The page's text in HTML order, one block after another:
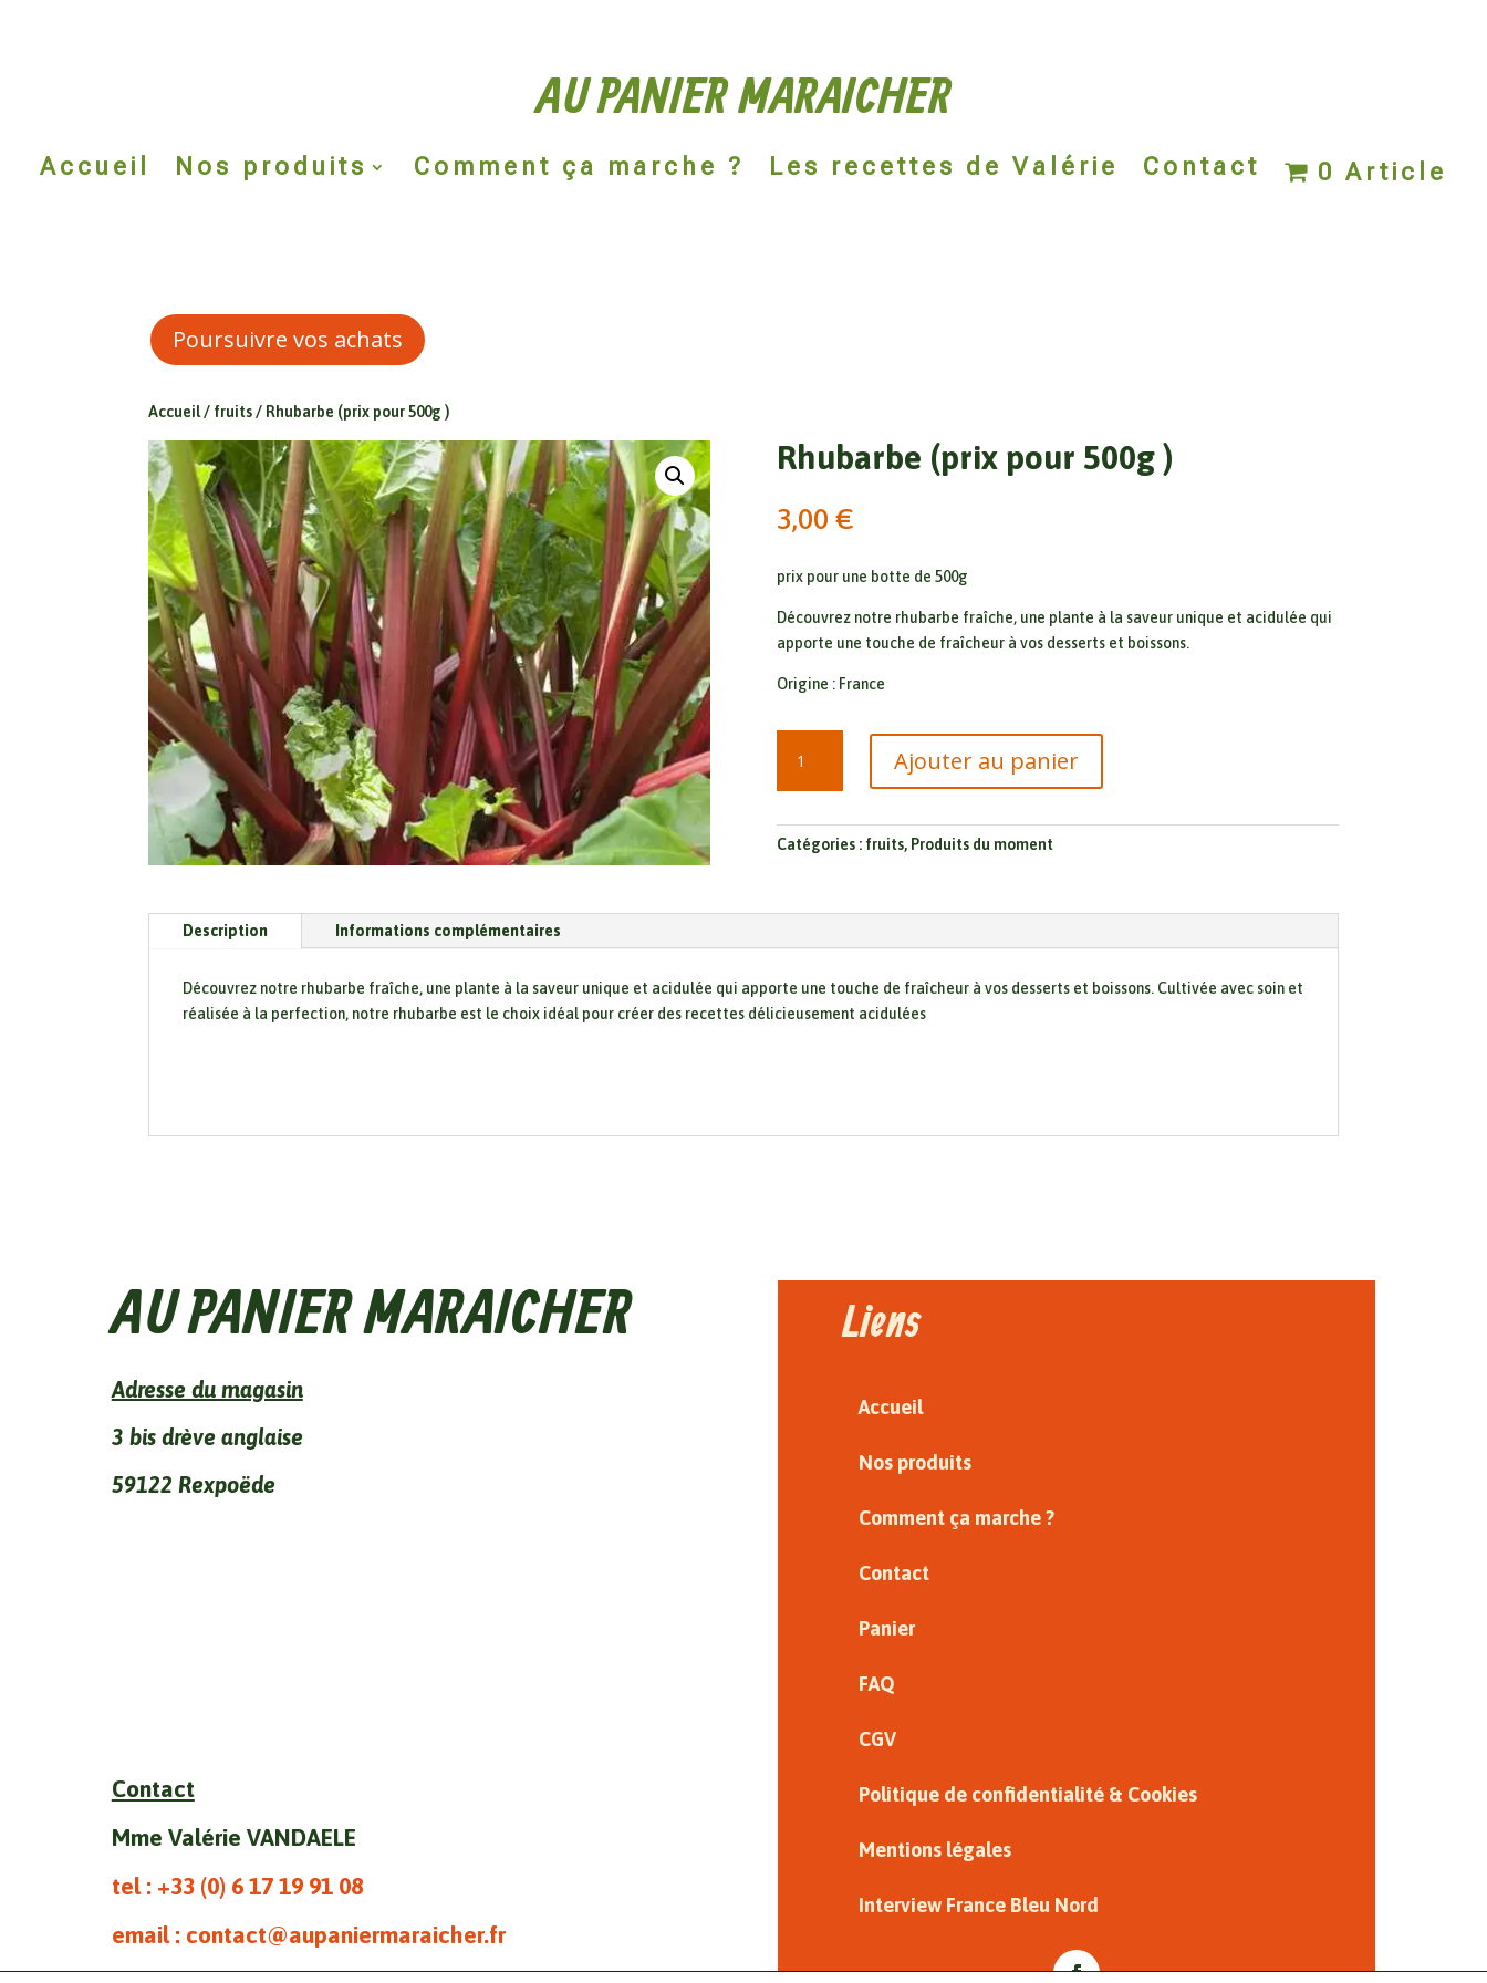
AU PANIER MARAICHER
Accueil Nos produits Comment ça marche ? Les recettes de Valérie Contact 0 Article
Poursuivre vos achats
Accueil/ fruits/ Rhubarbe (prix pour 500g )
Rhubarbe (prix pour 500g )
3,00 €
prix pour une botte de 500g
Découvrez notre rhubarbe fraîche, une plante à la saveur unique et acidulée qui
apporte une touche de fraîcheur à vos desserts et boissons.
Origine : France
Rhubarbe
pour
Ajouter au panier
Catégories : fruits, Produits du moment
Description Informations complémentaires
Découvrez notre rhubarbe fraîche, une plante à la saveur unique et acidulée qui apporte une touche de fraîcheur à vos desserts et boissons. Cultivée avec soin et
réalisée à la perfection, notre rhubarbe est le choix idéal pour créer des recettes délicieusement acidulées
AU PANIER MARAICHER
Adresse du magasin
3 bis drève anglaise
59122 Rexpoëde
Contact
Mme Valérie VANDAELE
tel : +33 (0) 6 17 19 91 08
email : contact@aupaniermaraicher.fr
Liens
Accueil
Nos produits
Comment ça marche ?
Contact
Panier
FAQ
CGV
Politique de confidentialité & Cookies
Mentions légales
Interview France Bleu Nord